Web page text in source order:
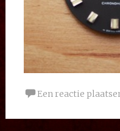
Een reactie